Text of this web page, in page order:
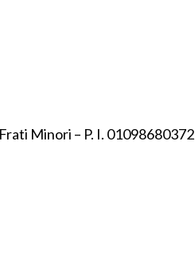
Minori – P. I. 01098680372